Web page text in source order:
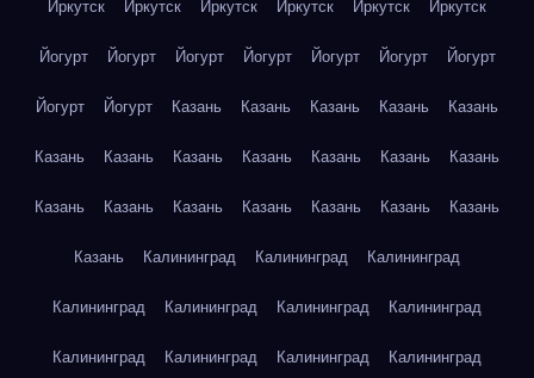
Иркутск Иркутск Иркутск Иркутск Иркутск Иркутск
Йогурт Йогурт Йогурт Йогурт Йогурт Йогурт Йогурт
Йогурт Йогурт Казань Казань Казань Казань Казань
Казань Казань Казань Казань Казань Казань Казань
Казань Казань Казань Казань Казань Казань Казань
Казань Калининград Калининград Калининград
Калининград Калининград Калининград Калининград
Калининград Калининград Калининград Калининград